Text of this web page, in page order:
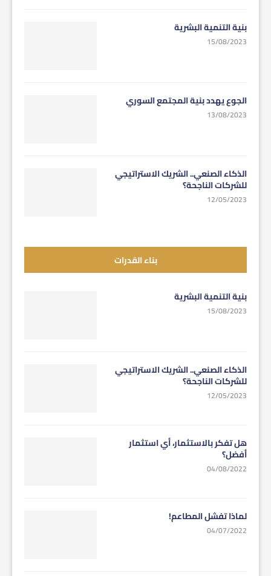
بنية التنمية البشرية
15/08/2023
الجوع يهدد بنية المجتمع السوري
13/08/2023
الذكاء الصنعي.. الشريك الاستراتيجي
للشركات الناجحة؟
12/05/2023
بناء القدرات
بنية التنمية البشرية
15/08/2023
الذكاء الصنعي.. الشريك الاستراتيجي
للشركات الناجحة؟
12/05/2023
هل تفكر بالاستثمار، أي استثمار
أفضل؟
04/08/2022
لماذا تفشل المطاعم!
04/07/2022